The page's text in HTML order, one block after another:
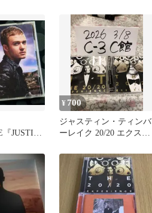
JUSTIFI
¥ 700
ジャスティン・ティンバ
ーレイク 20/20 エクスペ